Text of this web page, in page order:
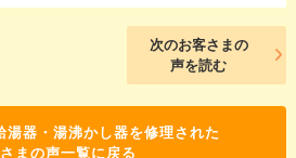
次のお客さまの
声を読む
湯器・湯沸かし器を修理された
まの声一覧に戻る